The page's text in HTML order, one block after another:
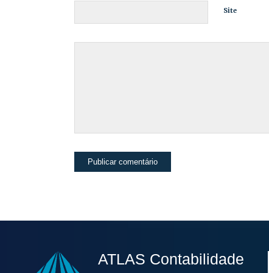
Site
ATLAS Contabilidade